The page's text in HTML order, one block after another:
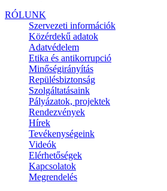
RÓLUNK
Szervezeti információk
Közérdekű adatok
Adatvédelem
Etika és antikorrupció
Minőségirányítás
Repülésbiztonság
Szolgáltatásaink
Pályázatok, projektek
Rendezvények
Hírek
Tevékenységeink
Videók
Elérhetőségek
Kapcsolatok
Megrendelés